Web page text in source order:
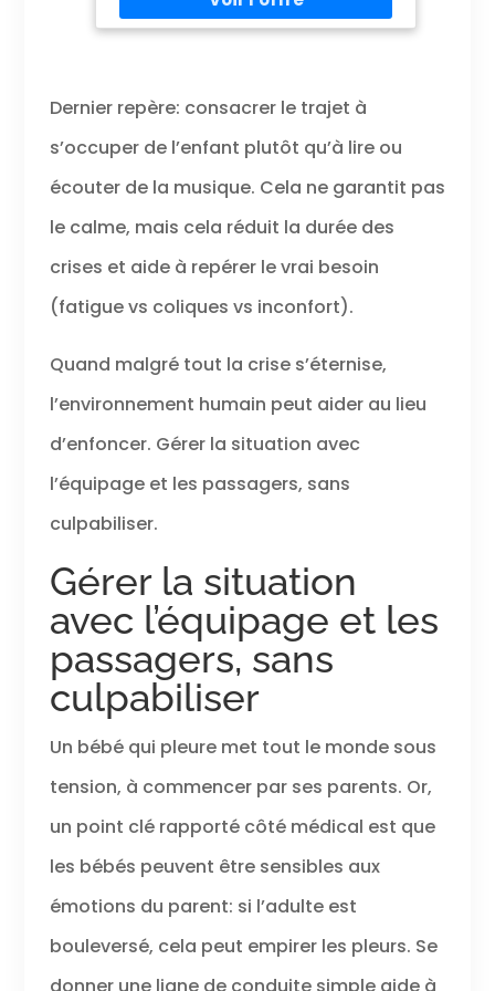
le jeu imaginatif ✅ Jouets Éducatifs pour
1-2 Ans : Ce cube d'activité bébé soutient
problèmes. Ce busy board montessori
l’apprentissage sensoriel, adapté aux
Matériaux Sûrs & Certifiés : Fabriqué en
avec des bords lisses et arrondis. Solide
aux normes européennes de sécurité des
jouets (EN71, certification CE) pour des
heures de jeu en toute confiance ✅ Jouet
facile à transporter avec ses poignées
pratiques. Un excellent jeu voiture enfant
trajets en voiture, les jeux voiture enfant
voyage ou les attentes à l’aéroport. Un
jouet de voyage bébé idéal, sans écran,
Idéal pour Tout-Petits : Une idée de
Noël, Pâques ou autres fêtes. Ce jouet
an, mêlant apprentissage et amusement
Dernier repère: consacrer le trajet à
s’occuper de l’enfant plutôt qu’à lire ou
écouter de la musique. Cela ne garantit pas
le calme, mais cela réduit la durée des
crises et aide à repérer le vrai besoin
(fatigue vs coliques vs inconfort).
Quand malgré tout la crise s’éternise,
l’environnement humain peut aider au lieu
d’enfoncer. Gérer la situation avec
l’équipage et les passagers, sans
culpabiliser.
Gérer la situation
avec l’équipage et les
passagers, sans
culpabiliser
Un bébé qui pleure met tout le monde sous
tension, à commencer par ses parents. Or,
un point clé rapporté côté médical est que
les bébés peuvent être sensibles aux
émotions du parent: si l’adulte est
bouleversé, cela peut empirer les pleurs. Se